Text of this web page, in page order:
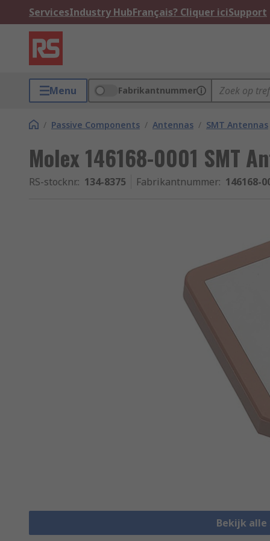
ServicesIndustry HubFrançais? Cliquer iciSupport
Menu Fabrikantnummer
/ Passive Components / Antennas / SMT Antennas
Molex 146168-0001 SMT
RS-stocknr.: 134-8375 Fabrikantnummer: 146168-
Bekijk alle